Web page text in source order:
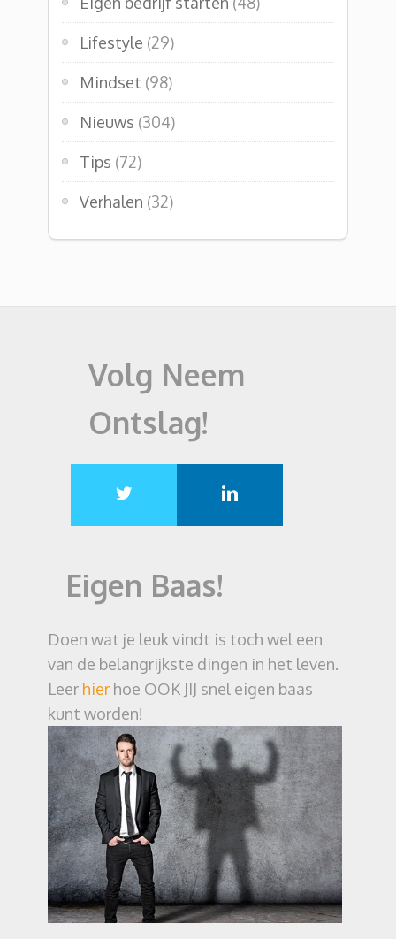
Lifestyle (29)
Mindset (98)
Nieuws (304)
Tips (72)
Verhalen (32)
Volg Neem
Ontslag!
Eigen Baas!
Doen wat je leuk vindt is toch wel een
van de belangrijkste dingen in het leven.
Leer hier hoe OOK JIJ snel eigen baas
kunt worden!